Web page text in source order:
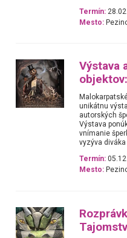
Termín:
Mesto:
Výstava
unikátnu
autorských
Výstava
vnímanie
vyzýva
Termín:
Mesto: